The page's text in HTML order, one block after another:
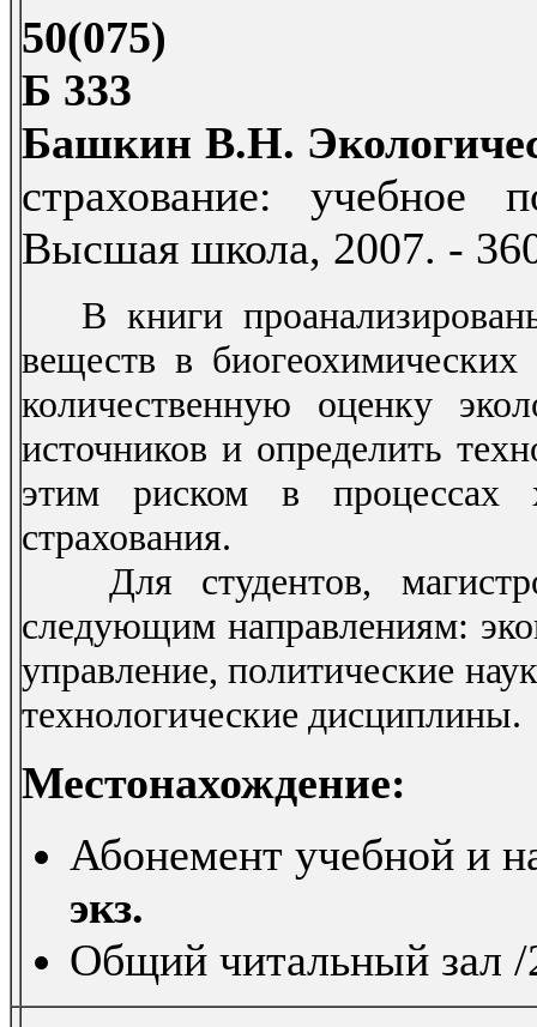
50(075)
Б 333
Башкин В.Н.
страхование:
Высшая школа, 2007. -
В книги
веществ в
количественную оценку
источников и определить
этим риском в процессах
страхования.
Для студентов,
следующим направлениям:
управление, политические
технологические дисциплины.
Местонахождение:
Абонемент учебной и
экз.
Общий читальный зал